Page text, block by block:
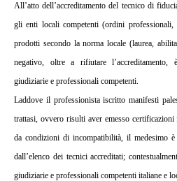
All’atto dell’accreditamento del tecnico di
gli enti locali competenti (ordini professionali,
prodotti secondo la norma locale (laurea,
negativo, oltre a rifiutare l’accreditamento,
giudiziarie e professionali competenti.
Laddove il professionista iscritto manifesti
trattasi, ovvero risulti aver emesso
da condizioni di incompatibilità, il medesimo è
dall’elenco dei tecnici accreditati;
giudiziarie e professionali competenti italiane e